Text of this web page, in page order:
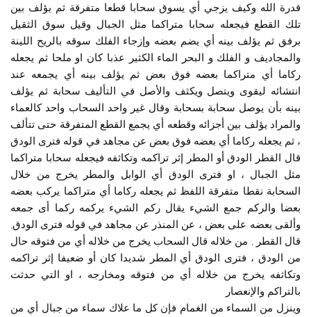
قدرة الله وكيف يزجي أي يسوق سحابا قطعا متفرقة ثم يؤلف بين
تلك القطع فيجعله سحابا متراكما مثل الجبال وقيل سوق الثقيل
برفق ثم يؤلف بينه أي يضم بعضه وإزجاء الفلك سوقه بالريح اللينة
والمجاديف و الفلك و البحر الماء الكثير عذبا كان او ملحا ثم يجعله
ركاما أي متراكما بعضه فوق بعض ثم يؤلف بينه أي يجمعه عند
انتشائه ليقوى ويتصل ويكثف والأصل في التأليف سحابة ثم يؤلف
بينه بأن يوصل سحابة بسحابة وقال غير واحد السحاب واحد كالعماء
والمراد يؤلف بين أجزائه وقطعه أي يجمع القطع المتفرقة حتى تتألف
، ثم يجعله ركاما أي بعضه فوق بعض عن مجاهد في قوله فترى الودق
قال القطر الودق أو المطر إثر تراكمه وتكاثفه فيجعله سحابا متراكما
مثل الجبال ، او فترى الودق أي الوابل والمطر يخرج من خلال
السحابة نقطا متفرقة اللفظ ثم يجعله ركاما أي متراكما يركب بعضه
بعضا والركم جمع الشيء يقال ركم الشيء يركمه ركما أى جمعه
وألقى بعضه على بعض ، عن المنذر عن مجاهد في قوله فترى الودق,
قال القطر , من خلاله قال السحاب يخرج من خلاله أي من فتوقه حال
من الودق ، فترى الودق أي المطر شديدا كان أو ضعيفا إثر تراكمه
وتكاثفه يخرج من خلاله أي من فتوقه ومخارجه ، او التي حدثت
بالتراكم والإنعصار
وينزل من السماء من الغمام فإن كل ما علاك سماء من جبال أي من